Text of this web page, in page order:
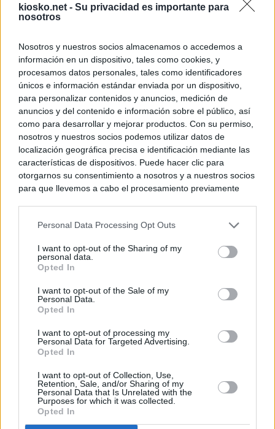
kiosko.net - Su privacidad es importante para
nosotros
Nosotros y nuestros socios almacenamos o accedemos a
información en un dispositivo, tales como cookies, y
procesamos datos personales, tales como identificadores
únicos e información estándar enviada por un dispositivo,
para personalizar contenidos y anuncios, medición de
anuncios y del contenido e información sobre el público, así
como para desarrollar y mejorar productos. Con su permiso,
nosotros y nuestros socios podemos utilizar datos de
localización geográfica precisa e identificación mediante las
características de dispositivos. Puede hacer clic para
otorgarnos su consentimiento a nosotros y a nuestros socios
para que llevemos a cabo el procesamiento previamente
negar su consentimiento. Tenga en cuenta que algún
de su consentimiento, pero usted tiene el derecho de
rechazar tal procesamiento. Sus preferencias se aplicarán
cualquier momento entrando de nuevo en este sitio web o
visitando nuestra política de privacidad.
Personal Data Processing Opt Outs
I want to opt-out of the Sharing of my
personal data.
Opted In
I want to opt-out of the Sale of my
Personal Data.
Opted In
I want to opt-out of processing my
Personal Data for Targeted Advertising.
Opted In
I want to opt-out of Collection, Use,
Retention, Sale, and/or Sharing of my
Personal Data that Is Unrelated with the
Purposes for which it was collected.
Opted In